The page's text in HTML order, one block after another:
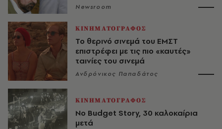
Newsroom
ΚΙΝΗΜΑΤΟΓΡΑΦΟΣ
Το θερινό σινεμά του ΕΜΣΤ
επιστρέφει με τις πιο «καυτές»
ταινίες του σινεμά
Ανδρόνικος Παπαδάτος
ΚΙΝΗΜΑΤΟΓΡΑΦΟΣ
No Budget Story, 30 καλοκαίρια
μετά